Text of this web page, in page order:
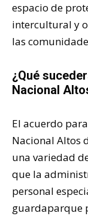
espacio de
intercultural y
las
¿Qué
Nacional
El acuerdo
Nacional Altos
una variedad
que la
personal
guardaparque